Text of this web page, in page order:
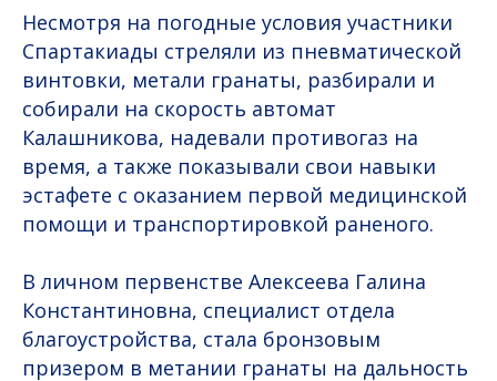
Несмотря на погодные условия участники
Спартакиады стреляли из пневматической
винтовки, метали гранаты, разбирали и
собирали на скорость автомат
Калашникова, надевали противогаз на
время, а также показывали свои навыки
эстафете с оказанием первой медицинской
помощи и транспортировкой раненого.
В личном первенстве Алексеева Галина
Константиновна, специалист отдела
благоустройства, стала бронзовым
призером в метании гранаты на дальность